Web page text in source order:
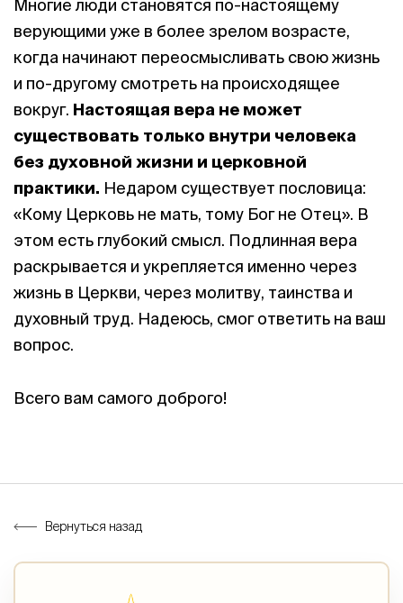
Многие люди становятся по-настоящему
верующими уже в более зрелом возрасте,
когда начинают переосмысливать свою жизнь
и по-другому смотреть на происходящее
вокруг. Настоящая вера не может
существовать только внутри человека
без духовной жизни и церковной
практики. Недаром существует пословица:
«Кому Церковь не мать, тому Бог не Отец». В
этом есть глубокий смысл. Подлинная вера
раскрывается и укрепляется именно через
жизнь в Церкви, через молитву, таинства и
духовный труд. Надеюсь, смог ответить на ваш
вопрос.
Всего вам самого доброго!
Вернуться назад